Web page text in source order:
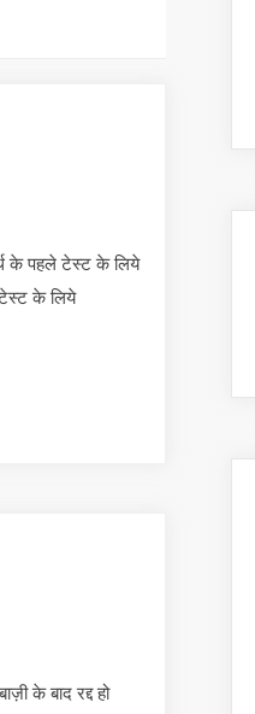
के पहले टेस्ट के लिये
टेस्ट के लिये
के बाद रद्द हो